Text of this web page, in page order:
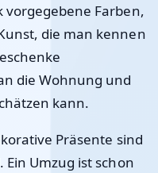
Farben,
die man kennen
die Wohnung und
kann.
Präsente sind
Umzug ist schon